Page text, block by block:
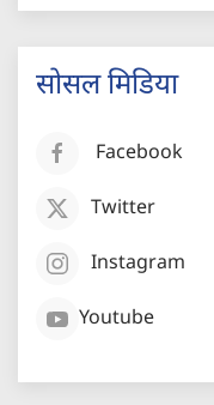
सोसल मिडिया
Facebook
Twitter
Instagram
Youtube